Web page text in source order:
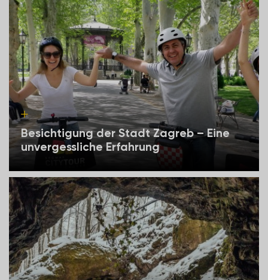
Besichtigung der Stadt Zagreb – Eine
unvergessliche Erfahrung